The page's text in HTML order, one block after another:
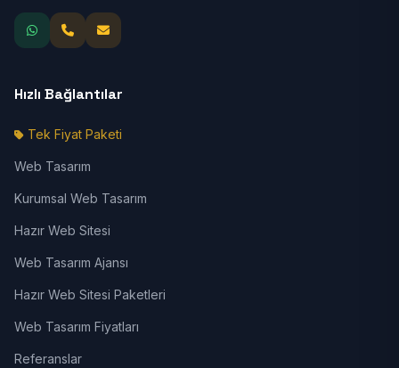
Hızlı Bağlantılar
Tek Fiyat Paketi
Web Tasarım
Kurumsal Web Tasarım
Hazır Web Sitesi
Web Tasarım Ajansı
Hazır Web Sitesi Paketleri
Web Tasarım Fiyatları
Referanslar